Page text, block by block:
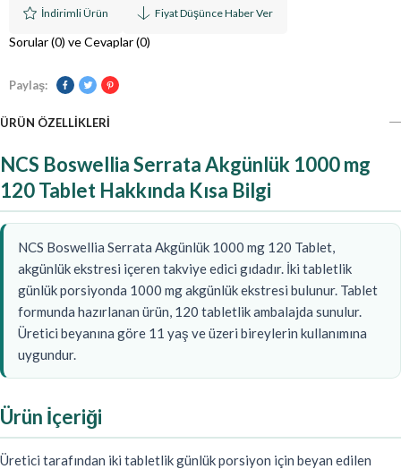
İndirimli Ürün Fiyat Düşünce Haber Ver
Sorular (0) ve Cevaplar (0)
Paylaş:
ÜRÜN ÖZELLIKLERI
NCS Boswellia Serrata Akgünlük 1000 mg
120 Tablet Hakkında Kısa Bilgi
NCS Boswellia Serrata Akgünlük 1000 mg 120 Tablet,
akgünlük ekstresi içeren takviye edici gıdadır. İki tabletlik
günlük porsiyonda 1000 mg akgünlük ekstresi bulunur. Tablet
formunda hazırlanan ürün, 120 tabletlik ambalajda sunulur.
Üretici beyanına göre 11 yaş ve üzeri bireylerin kullanımına
uygundur.
Ürün İçeriği
Üretici tarafından iki tabletlik günlük porsiyon için beyan edilen